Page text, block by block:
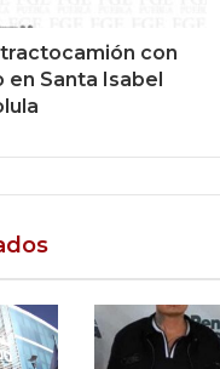
tractocamión con
Santa Isabel